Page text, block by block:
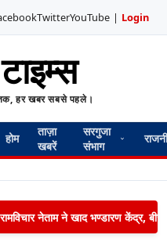
TwitterYouTube | Login
टाइम्स
हर खबर सबसे पहले।
होम
ताज़ा
खबरें
सरगुजा
संभाग
नेताम ने खाद भण्डारण केंद्र,